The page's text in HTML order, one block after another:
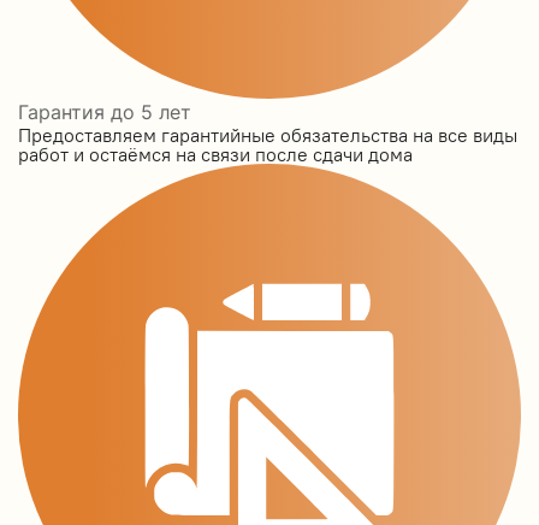
Гарантия до 5 лет
Предоставляем гарантийные обязательства на все виды
работ и остаёмся на связи после сдачи дома